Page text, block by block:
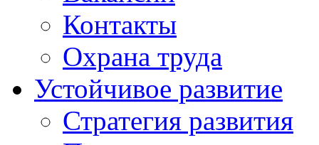
Контакты
Охрана труда
Устойчивое развитие
Стратегия развития